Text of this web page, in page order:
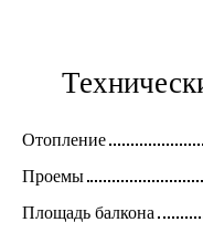
Отопление
Проемы
Площадь балкона